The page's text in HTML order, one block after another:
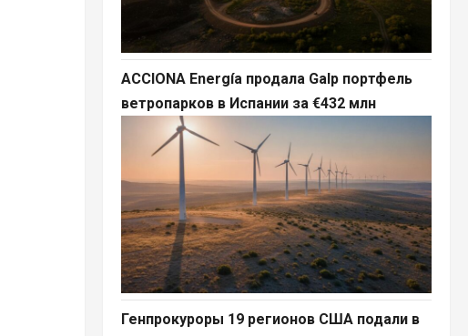
ACCIONA Energía продала Galp портфель
ветропарков в Испании за €432 млн
Генпрокуроры 19 регионов США подали в